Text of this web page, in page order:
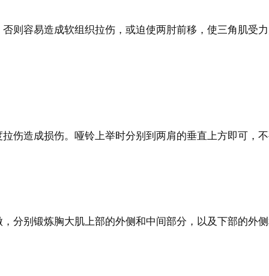
则容易造成软组织拉伤，或迫使两肘前移，使三角肌受
伤造成损伤。哑铃上举时分别到两肩的垂直上方即可，不
分别锻炼胸大肌上部的外侧和中间部分，以及下部的外侧